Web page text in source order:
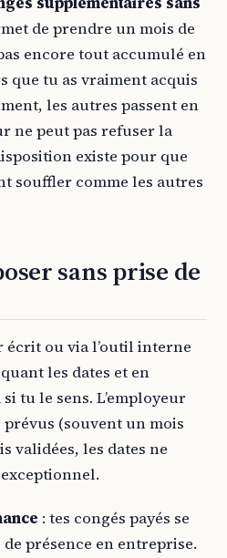
de prendre un mois de
encore tout accumulé en
que tu as vraiment acquis
les autres passent en
ne peut pas refuser la
existe pour que
souffler comme les autres
sans prise de
écrit ou via l’outil interne
les dates et en
tu le sens. L’employeur
(souvent un mois
validées, les dates ne
: tes congés payés se
présence en entreprise.